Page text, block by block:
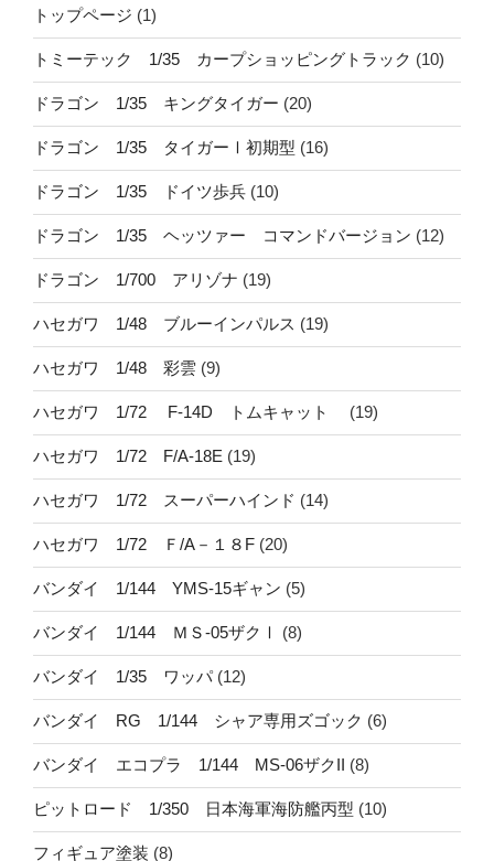
トップページ (1)
トミーテック 1/35 カープショッピングトラック (10)
ドラゴン 1/35 キングタイガー (20)
ドラゴン 1/35 タイガーⅠ初期型 (16)
ドラゴン 1/35 ドイツ歩兵 (10)
ドラゴン 1/35 ヘッツァー コマンドバージョン (12)
ドラゴン 1/700 アリゾナ (19)
ハセガワ 1/48 ブルーインパルス (19)
ハセガワ 1/48 彩雲 (9)
ハセガワ 1/72 F-14D トムキャット (19)
ハセガワ 1/72 F/A-18E (19)
ハセガワ 1/72 スーパーハインド (14)
ハセガワ 1/72 Ｆ/A－１８F (20)
バンダイ 1/144 YMS-15ギャン (5)
バンダイ 1/144 ＭＳ-05ザクⅠ (8)
バンダイ 1/35 ワッパ(12)
バンダイ RG 1/144 シャア専用ズゴック (6)
バンダイ エコプラ 1/144 MS-06ザクII (8)
ピットロード 1/350 日本海軍海防艦丙型 (10)
フィギュア塗装 (8)